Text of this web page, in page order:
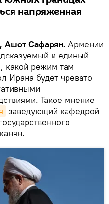
напряженная
Ашот Сафарян. Армении
и единый
какой режим там
Ирана будет чревато
Такое мнение
заведующий кафедрой